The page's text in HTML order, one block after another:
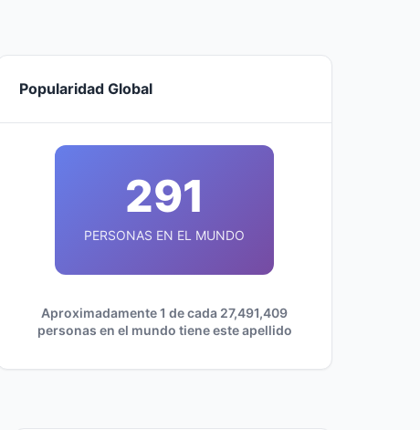
Popularidad Global
291
PERSONAS EN EL MUNDO
Aproximadamente 1 de cada 27,491,409
personas en el mundo tiene este apellido